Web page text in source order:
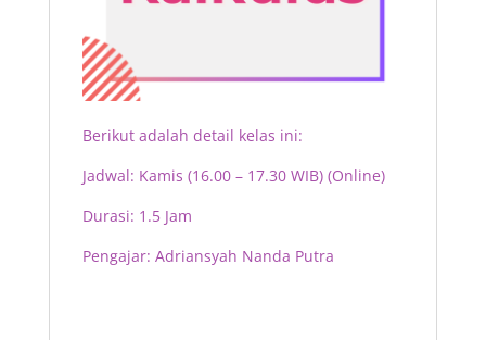
Berikut adalah detail kelas ini:
Jadwal: Kamis (16.00 – 17.30 WIB) (Online)
Durasi: 1.5 Jam
Pengajar: Adriansyah Nanda Putra